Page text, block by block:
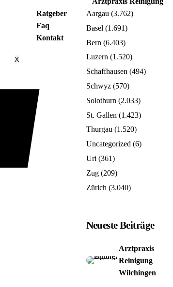
Ratgeber
Faq
Kontakt
X
Aargau (3.762)
Basel (1.691)
Bern (6.403)
Luzern (1.520)
Schaffhausen (494)
Schwyz(570)
Solothurn (2.033)
St. Gallen (1.423)
Thurgau (1.520)
Uncategorized (6)
Uri (361)
Zug(209)
Zürich (3.040)
Neueste Beiträge
Arztpraxis
Reinigung
Wilchingen